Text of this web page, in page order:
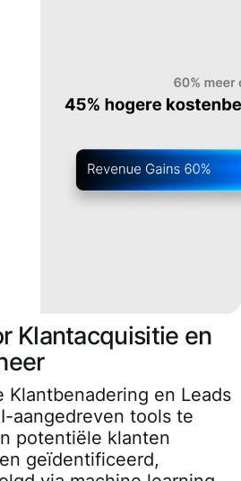
Klantacquisitie en
Klantbenadering en Leads
aangedreven tools te
potentiële klanten
geïdentificeerd,